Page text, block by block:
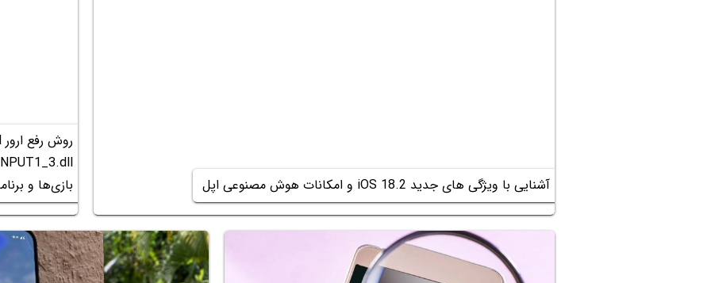
آشنایی با ویژگی های جدید iOS 18.2 و امکانات هوش مصنوعی اپل
بازی‌ها و